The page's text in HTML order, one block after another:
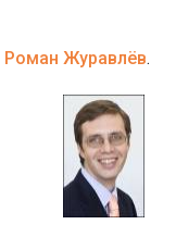
Роман Журавлёв.